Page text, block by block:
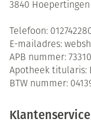
3840 Hoepertingen
Telefoon:
E-mailadres:
APB nummer:
Apotheek titularis:
BTW nummer:
Klantenservice